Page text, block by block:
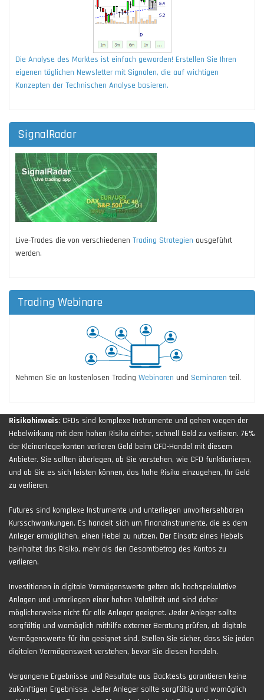
Die Analyse des Marktes ist einfach geworden! Erstellen Sie Ihren
eigenen täglichen Newsletter mit Signalen, die auf wichtigen
Konzepten der Technischen Analyse basieren.
SignalRadar
Live-Trades die von verschiedenen Trading Strategien ausgeführt
werden.
Trading Webinare
Nehmen Sie an kostenlosen Trading Webinaren und Seminaren teil.
Risikohinweis: CFDs sind komplexe Instrumente und gehen wegen der
Hebelwirkung mit dem hohen Risiko einher, schnell Geld zu verlieren. 76%
der Kleinanlegerkonten verlieren Geld beim CFD-Handel mit diesem
Anbieter. Sie sollten überlegen, ob Sie verstehen, wie CFD funktionieren,
und ob Sie es sich leisten können, das hohe Risiko einzugehen, Ihr Geld
zu verlieren.
Futures sind komplexe Instrumente und unterliegen unvorhersehbaren
Kursschwankungen. Es handelt sich um Finanzinstrumente, die es dem
Anleger ermöglichen, einen Hebel zu nutzen. Der Einsatz eines Hebels
beinhaltet das Risiko, mehr als den Gesamtbetrag des Kontos zu
verlieren.
Investitionen in digitale Vermögenswerte gelten als hochspekulative
Anlagen und unterliegen einer hohen Volatilität und sind daher
möglicherweise nicht für alle Anleger geeignet. Jeder Anleger sollte
sorgfältig und womöglich mithilfe externer Beratung prüfen, ob digitale
Vermögenswerte für ihn geeignet sind. Stellen Sie sicher, dass Sie jeden
digitalen Vermögenswert verstehen, bevor Sie diesen handeln.
Vergangene Ergebnisse und Resultate aus Backtests garantieren keine
zukünftigen Ergebnisse. Jeder Anleger sollte sorgfältig und womöglich